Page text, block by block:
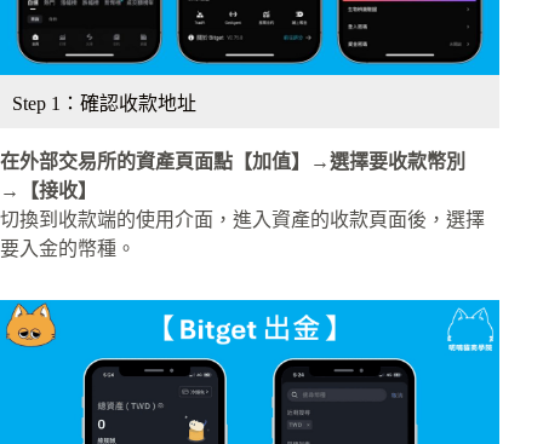
Step 1：確認收款地址
在外部交易所的資產頁面點【加值】→選擇要收款幣別
→【接收】
切換到收款端的使用介面，進入資產的收款頁面後，選擇
要入金的幣種。